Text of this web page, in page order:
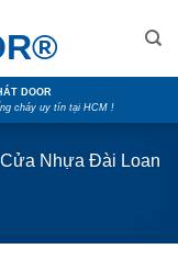
DOOR
cháy uy tín tại HCM !
Cửa Nhựa Đài Loan